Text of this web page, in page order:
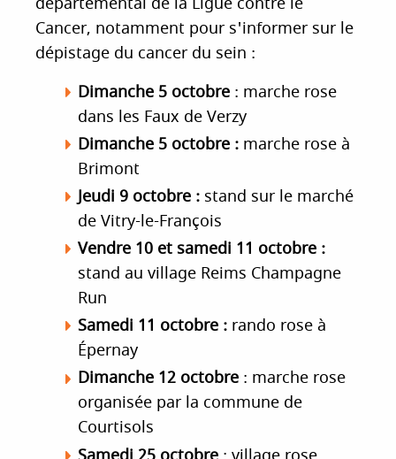
Cancer, notamment pour s'informer sur le
dépistage du cancer du sein :
Dimanche 5 octobre : marche rose
dans les Faux de Verzy
Dimanche 5 octobre : marche rose à
Brimont
Jeudi 9 octobre : stand sur le marché
de Vitry-le-François
Vendre 10 et samedi 11 octobre :
stand au village Reims Champagne
Run
Samedi 11 octobre : rando rose à
Épernay
Dimanche 12 octobre : marche rose
organisée par la commune de
Courtisols